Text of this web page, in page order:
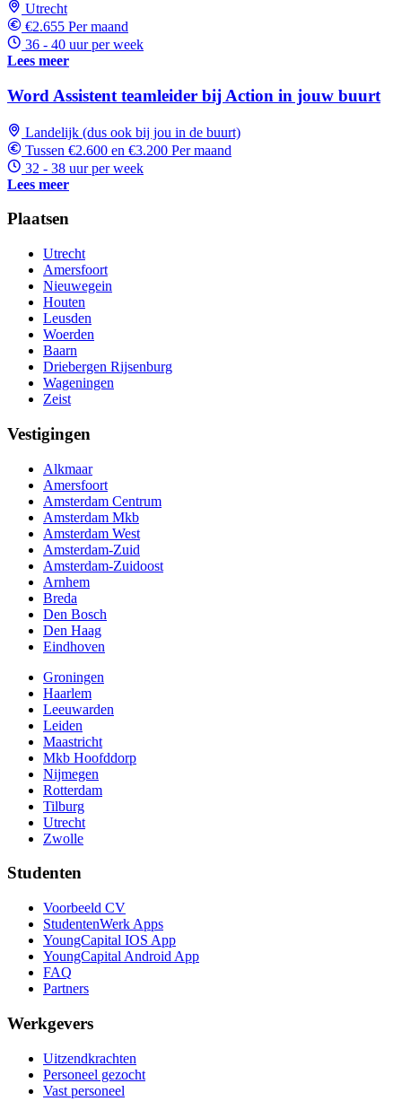
Utrecht
€2.655 Per maand
36 - 40 uur per week
Lees meer
Word Assistent teamleider bij Action in jouw buurt
Landelijk (dus ook bij jou in de buurt)
Tussen €2.600 en €3.200 Per maand
32 - 38 uur per week
Lees meer
Plaatsen
Utrecht
Amersfoort
Nieuwegein
Houten
Leusden
Woerden
Baarn
Driebergen Rijsenburg
Wageningen
Zeist
Vestigingen
Alkmaar
Amersfoort
Amsterdam Centrum
Amsterdam Mkb
Amsterdam West
Amsterdam-Zuid
Amsterdam-Zuidoost
Arnhem
Breda
Den Bosch
Den Haag
Eindhoven
Groningen
Haarlem
Leeuwarden
Leiden
Maastricht
Mkb Hoofddorp
Nijmegen
Rotterdam
Tilburg
Utrecht
Zwolle
Studenten
Voorbeeld CV
StudentenWerk Apps
YoungCapital IOS App
YoungCapital Android App
FAQ
Partners
Werkgevers
Uitzendkrachten
Personeel gezocht
Vast personeel